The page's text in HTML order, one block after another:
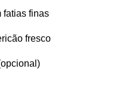
fatias finas
fresco